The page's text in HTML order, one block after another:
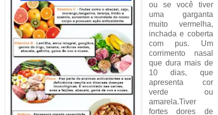
ou se você tiver
uma garganta
muito vermelha,
inchada e coberta
com pus. Um
corrimento nasal
que dura mais de
10 dias, que
apresenta cor
verde ou
amarela.Tiver
fortes dores de